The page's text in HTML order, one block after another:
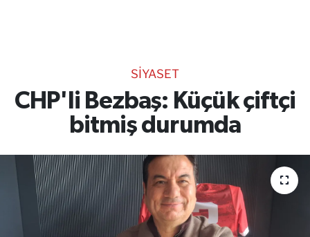
SİYASET
CHP'li Bezbaş: Küçük çiftçi
bitmiş durumda
RESMİ İLANLAR
Gencsesfm Canlı Dinle